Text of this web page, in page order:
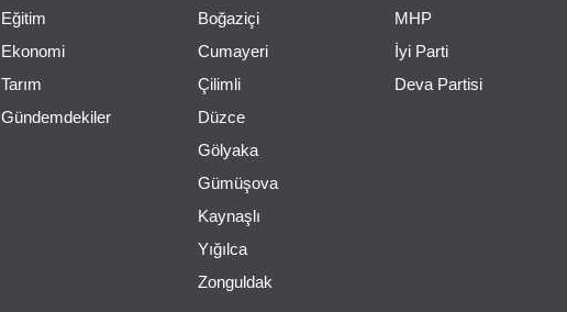
Eğitim
Ekonomi
Tarım
Gündemdekiler
Boğaziçi
Cumayeri
Çilimli
Düzce
Gölyaka
Gümüşova
Kaynaşlı
Yığılca
Zonguldak
MHP
İyi Parti
Deva Partisi